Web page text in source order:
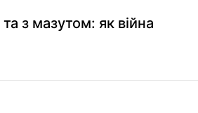
з мазутом: як війна